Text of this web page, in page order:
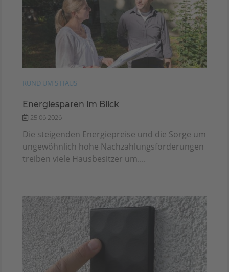
RUND UM'S HAUS
Energiesparen im Blick
25.06.2026
Die steigenden Energiepreise und die Sorge um
ungewöhnlich hohe Nachzahlungsforderungen
treiben viele Hausbesitzer um....